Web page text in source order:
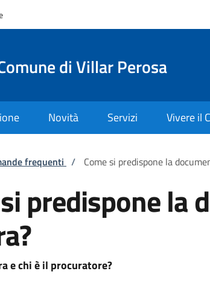
di Villar Perosa
Novità Servizi Vivere il
di pane
frequenti / Come si predispone la
predispone la
e chi è il procuratore?